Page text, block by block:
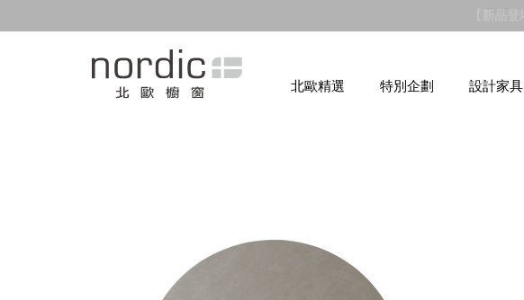
北歐精選 特別企劃 設計家具